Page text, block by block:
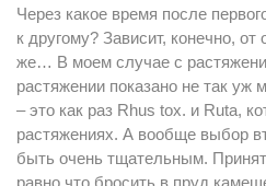
Через какое время после
к другому? Зависит, конечно,
же… В моем случае с
растяжении показано не так уж
– это как раз Rhus tox. и Ruta,
растяжениях. А вообще выбор
быть очень тщательным.
равно что бросить в пруд